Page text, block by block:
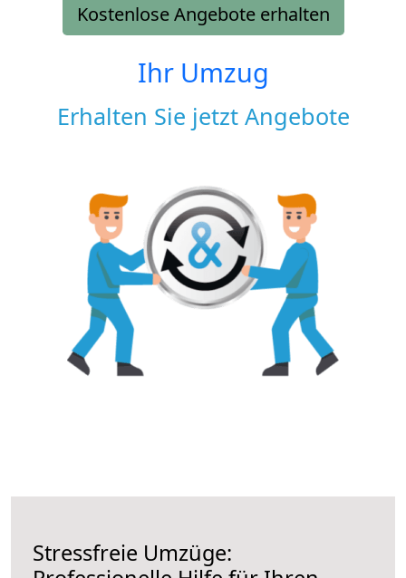
Kostenlose Angebote erhalten
Ihr Umzug
Erhalten Sie jetzt Angebote
Stressfreie Umzüge: